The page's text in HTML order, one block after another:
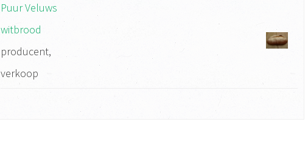
Puur Veluws
witbrood
producent,
verkoop